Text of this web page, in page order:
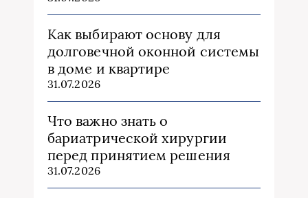
Как выбирают основу для
долговечной оконной системы
в доме и квартире
31.07.2026
Что важно знать о
бариатрической хирургии
перед принятием решения
31.07.2026